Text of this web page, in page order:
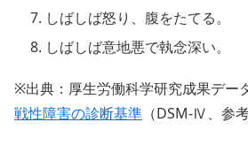
しばしば怒り、腹をたてる。
しばしば意地悪で執念深い。
※出典：厚生労働科学研究成果デー
戦性障害の診断基準 （DSM-Ⅳ、参